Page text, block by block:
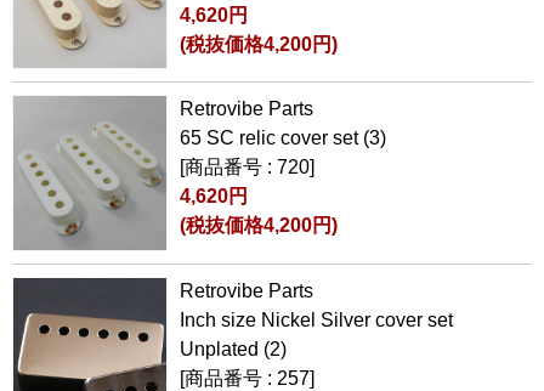
4,620円
(税抜価格4,200円)
Retrovibe Parts
65 SC relic cover set (3)
[商品番号 : 720]
4,620円
(税抜価格4,200円)
Retrovibe Parts
Inch size Nickel Silver cover set
Unplated (2)
[商品番号 : 257]